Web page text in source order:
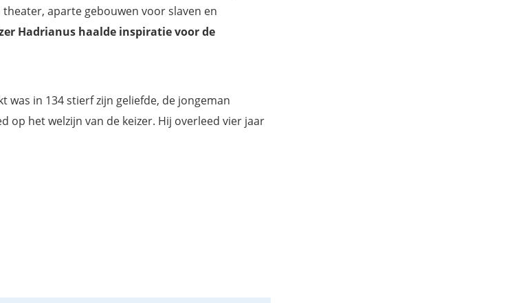
aparte gebouwen voor slaven en
Hadrianus haalde inspiratie voor de
was in 134 stierf zijn geliefde, de jongeman
op het welzijn van de keizer. Hij overleed vier jaar